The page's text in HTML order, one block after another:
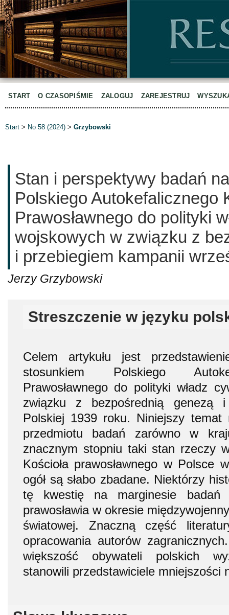
START O CZASOPIŚMIE ZALOGUJ ZAREJESTRUJ
Start > No 58 (2024) > Grzybowski
Stan i perspektywy badań
Polskiego Autokefalicznego
Prawosławnego do polityki
wojskowych w związku z
i przebiegiem kampanii
Jerzy Grzybowski
Streszczenie w języku
Celem artykułu jest
stosunkiem Polskiego
Prawosławnego do polityki władz
związku z bezpośrednią genezą i
Polskiej 1939 roku. Niniejszy temat
przedmiotu badań zarówno w
znacznym stopniu taki stan rzeczy
Kościoła prawosławnego w
ogół są słabo zbadane. Niektórzy
tę kwestię na marginesie badań
prawosławia w okresie
światowej. Znaczną część
opracowania autorów
większość obywateli polskich
stanowili przedstawiciele mniejszości